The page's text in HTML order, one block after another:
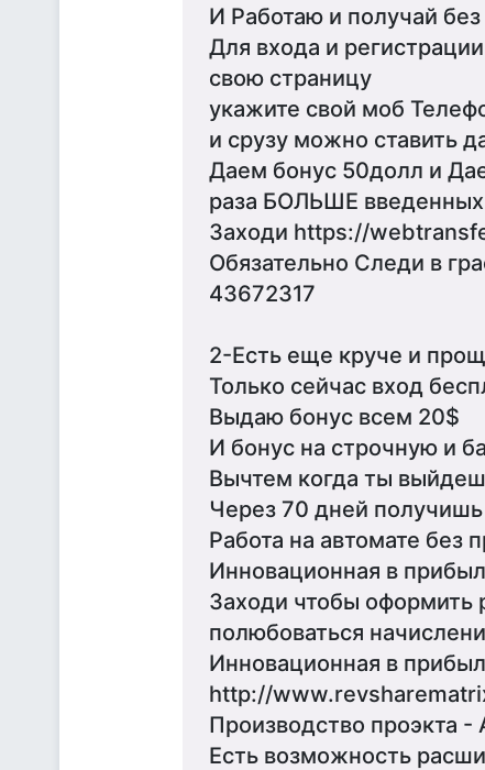
И Работаю и получай
Для входа и
свою страницу
укажите свой моб
и срузу можно ставить
Даем бонус 50долл и
раза БОЛЬШЕ введенных
Заходи https://
Обязательно Следи в
43672317
2-Есть еще круче и
Только сейчас вход
Выдаю бонус всем 20$
И бонус на строчную и
Вычтем когда ты
Через 70 дней
Работа на автомате без
Инновационная в
Заходи чтобы оформить
полюбоваться
Инновационная в
http://
Производство проэкта -
Есть возможность